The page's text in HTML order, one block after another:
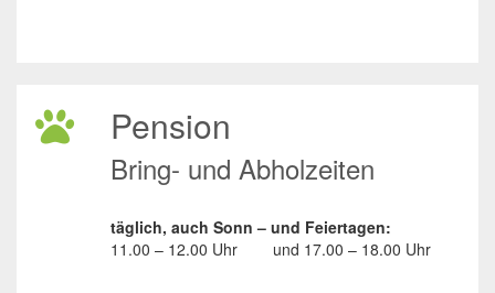
Pension
Bring- und Abholzeiten
täglich, auch Sonn – und Feiertagen:
11.00 – 12.00 Uhr
und 17.00 – 18.00 Uhr